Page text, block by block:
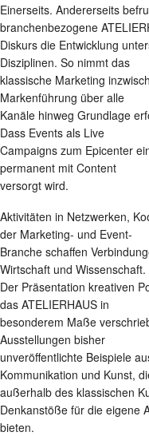
Einerseits. Andererseits
branchenbezogene
Diskurs die Entwicklung
Disziplinen. So nimmt das
klassische Marketing
Markenführung über alle
Kanäle hinweg Grundlage
Dass Events als Live
Campaigns zum Epicenter
permanent mit Content
versorgt wird.
Aktivitäten in Netzwerken,
der Marketing- und Event-
Branche schaffen
Wirtschaft und Wissenschaft.
Der Präsentation kreativen
das ATELIERHAUS in
besonderem Maße
Ausstellungen bisher
unveröffentlichte Beispiele
Kommunikation und Kunst,
außerhalb des klassischen
Denkanstöße für die eigene
bieten.